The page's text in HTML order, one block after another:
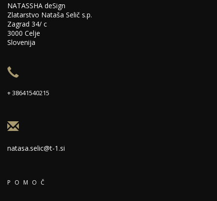
NATASSHA deSign
Zlatarstvo Nataša Selič s.p.
Zagrad 34/ c
3000 Celje
Slovenija
+ 38641540215
natasa.selic@t-1.si
POMOČ